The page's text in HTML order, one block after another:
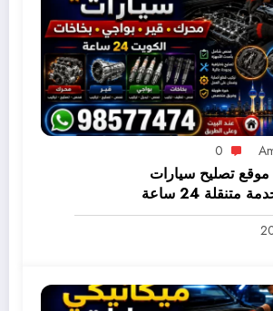
0
تصليح سيارات